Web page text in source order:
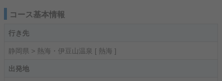
コース基本情報
行き先
静岡県 > 熱海・伊豆山温泉 [ 熱海 ]
出発地